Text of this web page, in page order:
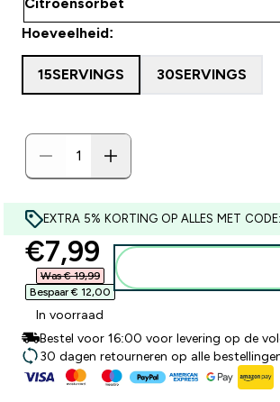
Hoeveelheid:
15SERVINGS 30SERVINGS
EXTRA 5% KORTING OP ALLES MET
discounted price
€7,99‎
Was € 19,99‎
Bespaar € 12,00‎
In voorraad
Bestel voor 16:00 voor levering op de
30 dagen retourneren op alle